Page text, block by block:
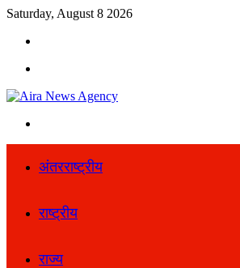
Saturday, August 8 2026
अंतरराष्ट्रीय
राष्ट्रीय
राज्य